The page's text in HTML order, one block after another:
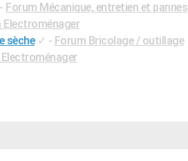
- Forum Mécanique, entretien et pannes
Electroménager
sèche ✓ - Forum Bricolage / outillage